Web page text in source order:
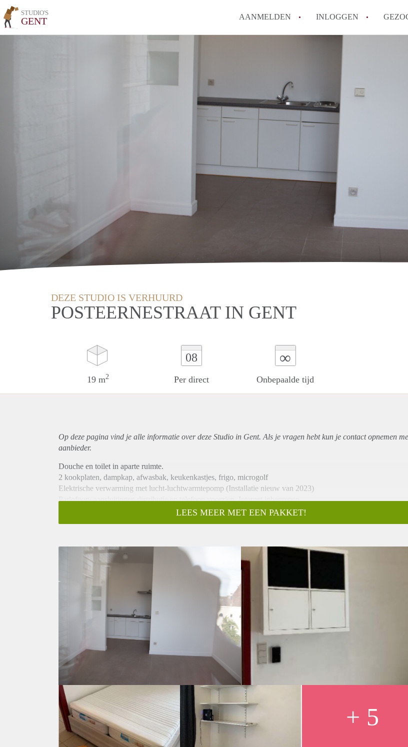
STUDIO'S
GENT AANMELDEN INLOGGEN
Berekent
Is StudioGent
DEZE STUDIO IS VERHUURD
POSTEERNESTRAAT IN GENT
19 m2
08
Per direct
∞
Onbepaalde tijd
Op deze pagina vind je alle informatie over deze Studio in Gent. Als je vragen hebt kun je contact opnemen
aanbieder.
Douche en toilet in aparte ruimte.
2 kookplaten, dampkap, afwasbak, keukenkastjes, frigo, microgolf
Elektrische verwarming met lucht-luchtwarmtepomp (Installatie nieuw van 2023)
Parlofoon, aansluitingen distributie en telefoon voorzien. Internet inbegrepen
Bed 140 cm, met matras. Hangkastje boven bed. Kleerkast.
Opbergkast in aparte berging op de gang.
Vooruitbetaling voor afrekening elektriciteit en water volgens de tellerstanden bij begin en einde contract.
LEES MEER MET EEN PAKKET!
+ 5